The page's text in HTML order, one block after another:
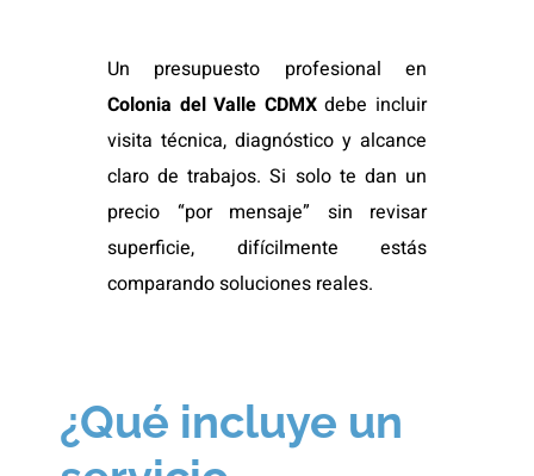
Un presupuesto profesional en
Colonia del Valle CDMXdebe incluir
visita técnica, diagnóstico y alcance
claro de trabajos. Si solo te dan un
precio “por mensaje” sin revisar
superficie, difícilmente estás
comparando soluciones reales.
¿Qué incluye un